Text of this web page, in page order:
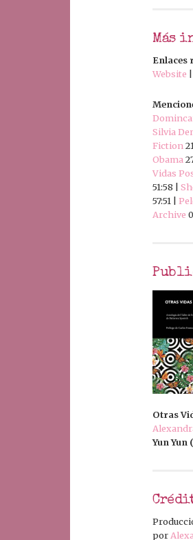
Más
Enlaces
Website
Silvia
Fiction
Obama
Vidas
51:58 |
57:51 |
Archive
Otras
Yun Yun
por